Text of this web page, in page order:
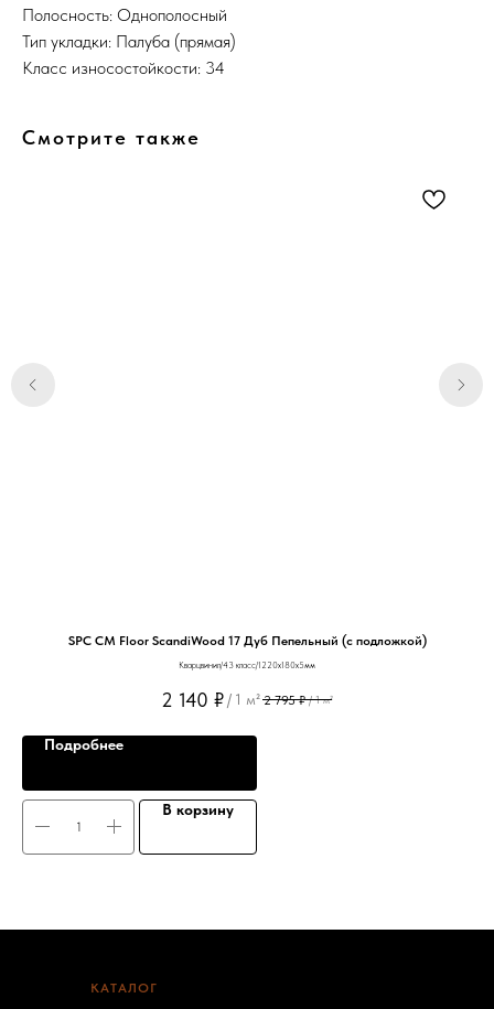
Полосность: Однополосный
Тип укладки: Палуба (прямая)
Класс износостойкости: 34
Смотрите также
SPC CM Floor ScandiWood 17 Дуб Пепельный (с подложкой)
Кварцвинил/43 класс/1220х180х5мм
2 140 ₽/ 1 м² 2 795 ₽ / 1 м²
Подробнее
В корзину
КАТАЛОГ